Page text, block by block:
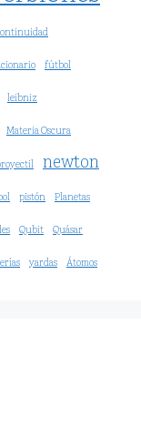
fútbol
leibniz
Materia Oscura
newton
pistón Planetas
Qubit Quásar
yardas Átomos